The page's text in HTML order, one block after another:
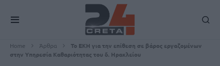
Home Άρθρα
Το ΕΚΗ για την επίθεση σε βάρος εργαζομένων
στην Υπηρεσία Καθαριότητας του δ. Ηρακλείου